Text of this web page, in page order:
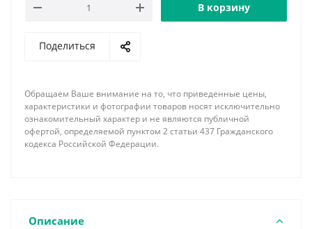
В корзину
Поделиться
Обращаем Ваше внимание на то, что приведенные цены,
характеристики и фотографии товаров носят исключительно
ознакомительный характер и не являются публичной
офертой, определяемой пунктом 2 статьи 437 Гражданского
кодекса Российской Федерации.
Описание